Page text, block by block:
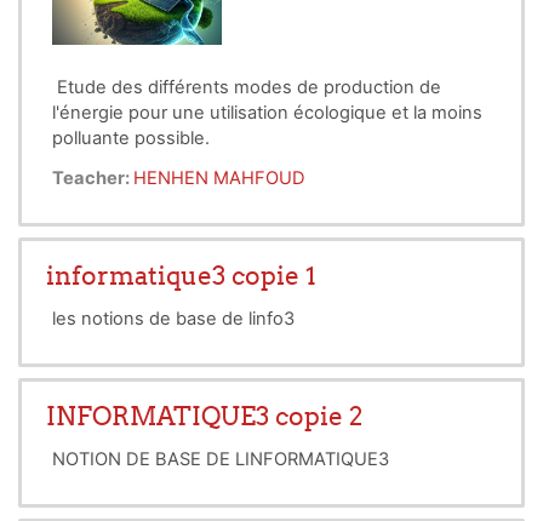
Etude des différents modes de production de
l'énergie pour une utilisation écologique et la moins
polluante possible.
Teacher: HENHEN MAHFOUD
informatique3 copie 1
les notions de base de linfo3
INFORMATIQUE3 copie 2
NOTION DE BASE DE LINFORMATIQUE3